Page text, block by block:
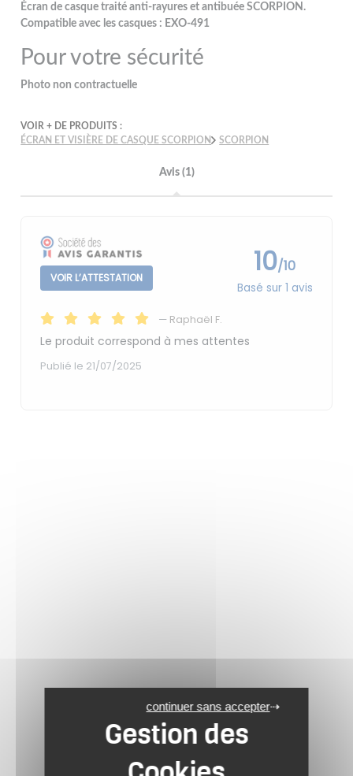
Écran de casque traité anti-rayures et antibuée SCORPION.
Compatible avec les casques : EXO-491
Pour votre sécurité
Photo non contractuelle
VOIR + DE PRODUITS :
ÉCRAN ET VISIÈRE DE CASQUE SCORPION
SCORPION
Avis (1)
VOIR L’ATTESTATION 10/10
Basé sur 1 avis
— Raphaël F.
Le produit correspond à mes attentes
Publié le 21/07/2025
continuer sans accepter